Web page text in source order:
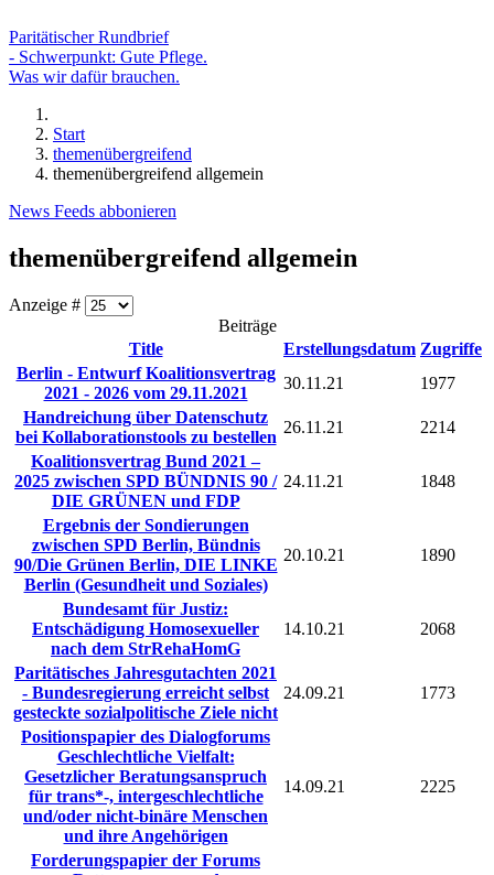
Paritätischer Rundbrief
- Schwerpunkt: Gute Pflege.
Was wir dafür brauchen.
Start
themenübergreifend
themenübergreifend allgemein
News Feeds abbonieren
themenübergreifend allgemein
Anzeige #
Beiträge
Title
Erstellungsdatum Zugriffe
Berlin - Entwurf Koalitionsvertrag
2021 - 2026 vom 29.11.2021
30.11.21
1977
Handreichung über Datenschutz
bei Kollaborationstools zu bestellen
26.11.21
2214
Koalitionsvertrag Bund 2021 –
2025 zwischen SPD BÜNDNIS 90 /
DIE GRÜNEN und FDP
24.11.21 1848
Ergebnis der Sondierungen
zwischen SPD Berlin, Bündnis
90/Die Grünen Berlin, DIE LINKE
Berlin (Gesundheit und Soziales)
20.10.21 1890
Bundesamt für Justiz:
Entschädigung Homosexueller
nach dem StrRehaHomG
14.10.21 2068
Paritätisches Jahresgutachten 2021
- Bundesregierung erreicht selbst
gesteckte sozialpolitische Ziele nicht
24.09.21 1773
Positionspapier des Dialogforums
Geschlechtliche Vielfalt:
Gesetzlicher Beratungsanspruch
für trans*-, intergeschlechtliche
und/oder nicht-binäre Menschen
und ihre Angehörigen
14.09.21 2225
Forderungspapier der Forums